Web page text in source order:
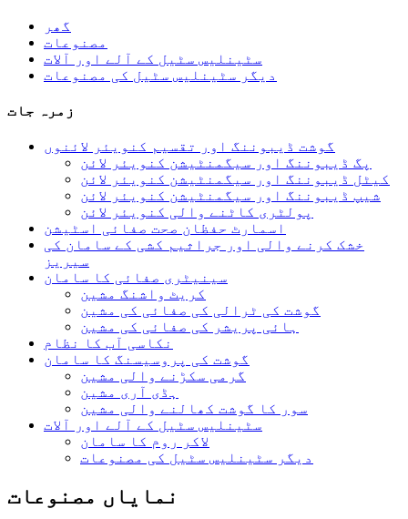
گھر
مصنوعات
سٹینلیس سٹیل کے آلے اور آلات
دیگر سٹینلیس سٹیل کی مصنوعات
زمرہ جات
گوشت ڈیبوننگ اور تقسیم کنویئر لائنوں
پگ ڈیبوننگ اور سیگمنٹیشن کنویئر لائن
کیٹل ڈیبوننگ اور سیگمنٹیشن کنویئر لائن
شیپ ڈیبوننگ اور سیگمنٹیشن کنویئر لائن
پولٹری کاٹنے والی کنویئر لائن
اسمارٹ حفظان صحت صفائی اسٹیشن
خشک کرنے والی اور جراثیم کشی کے سامان کی
سیریز
سینیٹری صفائی کا سامان
کریٹ واشنگ مشین
گوشت کی ٹرالی کی صفائی کی مشین
ہائی پریشر کی صفائی کی مشین
نکاسی آب کا نظام
گوشت کی پروسیسنگ کا سامان
گرمی سکڑنے والی مشین
ہڈی آری مشین
سور کا گوشت کھالنے والی مشین
سٹینلیس سٹیل کے آلے اور آلات
لاکر روم کا سامان
دیگر سٹینلیس سٹیل کی مصنوعات
نمایاں مصنوعات